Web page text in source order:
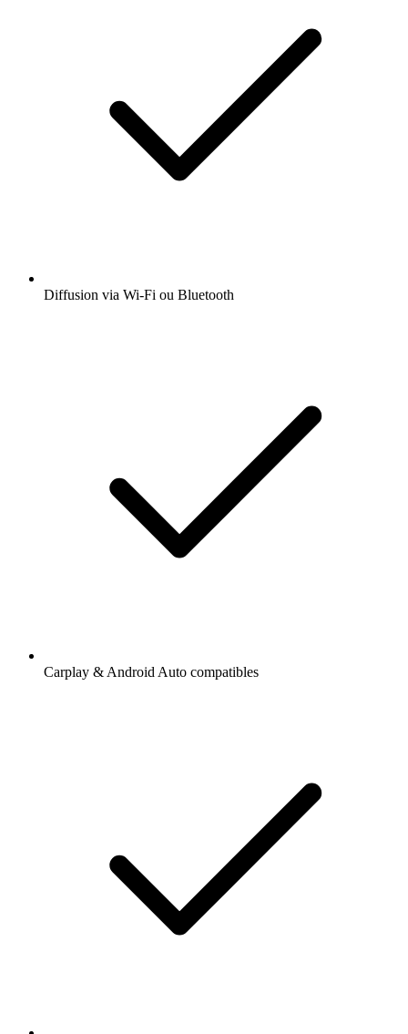
Diffusion via Wi-Fi ou Bluetooth
Carplay & Android Auto compatibles